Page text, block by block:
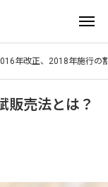
年改正、2018年施行の
販売法とは？